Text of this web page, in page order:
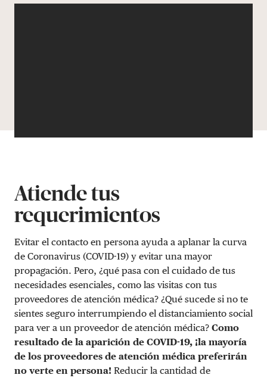
Atiende tus
requerimientos
Evitar el contacto en persona ayuda a aplanar la curva
de Coronavirus (COVID-19) y evitar una mayor
propagación. Pero, ¿qué pasa con el cuidado de tus
necesidades esenciales, como las visitas con tus
proveedores de atención médica? ¿Qué sucede si no te
sientes seguro interrumpiendo el distanciamiento social
para ver a un proveedor de atención médica? Como
resultado de la aparición de COVID-19, ¡la mayoría
de los proveedores de atención médica preferirán
no verte en persona! Reducir la cantidad de